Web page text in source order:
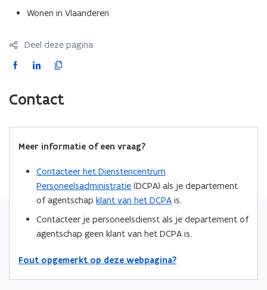
Wonen in Vlaanderen
Deel deze pagina
F
c
e
n
L
k
i
o
p
n
n
K
i
r
i
n
k
n
a
r
k
Contact
Meer informatie of een vraag?
Contacteer het Dienstencentrum
Personeelsadministratie (DCPA) als je departement
of agentschap klant van het DCPA is.
Contacteer je personeelsdienst als je departement of
agentschap geen klant van het DCPA is.
Fout opgemerkt op deze webpagina?